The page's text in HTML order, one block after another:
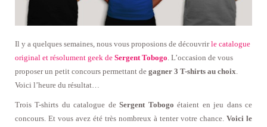
Il y a quelques semaines, nous vous proposions de découvrirle catalogue
original et résolument geek de Sergent Tobogo. L’occasion de vous
proposer un petit concours permettant de gagner 3 T-shirts au choix.
Voici l’heure du résultat…
Trois T-shirts du catalogue deSergent Tobogo étaient en jeu dans ce
concours. Et vous avez été très nombreux à tenter votre chance. Voici le